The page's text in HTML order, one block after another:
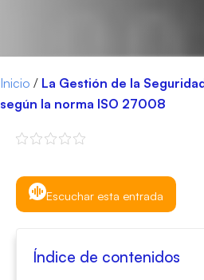
Inicio / La Gestión de la
según la norma ISO 27008
Escuchar esta entrada
Índice de contenidos